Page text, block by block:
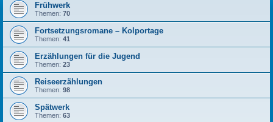
Frühwerk
Themen: 70
Fortsetzungsromane – Kolportage
Themen: 41
Erzählungen für die Jugend
Themen: 23
Reiseerzählungen
Themen: 98
Spätwerk
Themen: 63